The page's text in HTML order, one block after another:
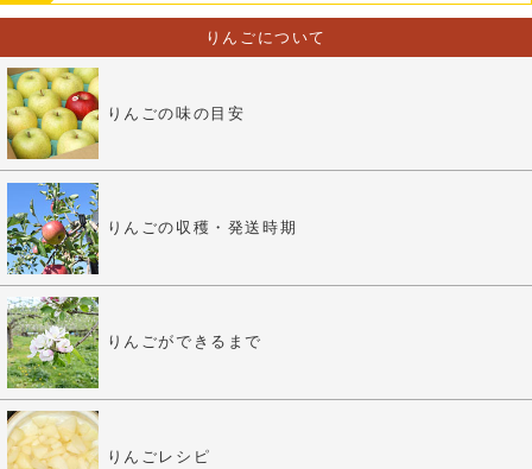
りんごについて
りんごの味の目安
りんごの収穫・発送時期
りんごができるまで
りんごレシピ